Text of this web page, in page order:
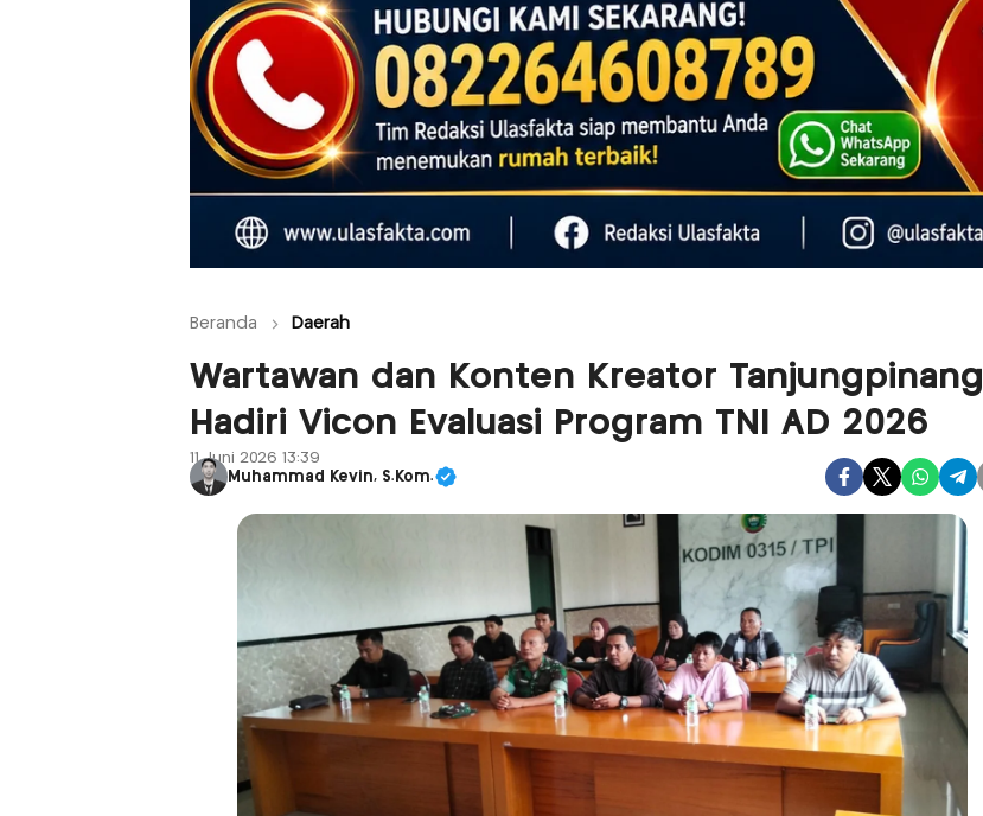
Beranda Daerah
Wartawan dan Konten Kreator Tanjungpinang
Hadiri Vicon Evaluasi Program TNI AD 2026
11 Juni 2026 13:39
Muhammad Kevin, S.Kom.